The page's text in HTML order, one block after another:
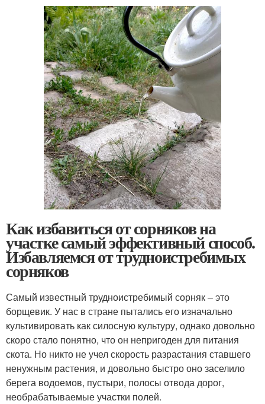
Как избавиться от сорняков на
участке самый эффективный способ.
Избавляемся от трудноистребимых
сорняков
Самый известный трудноистребимый сорняк – это
борщевик. У нас в стране пытались его изначально
культивировать как силосную культуру, однако довольно
скоро стало понятно, что он непригоден для питания
скота. Но никто не учел скорость разрастания ставшего
ненужным растения, и довольно быстро оно заселило
берега водоемов, пустыри, полосы отвода дорог,
необрабатываемые участки полей.